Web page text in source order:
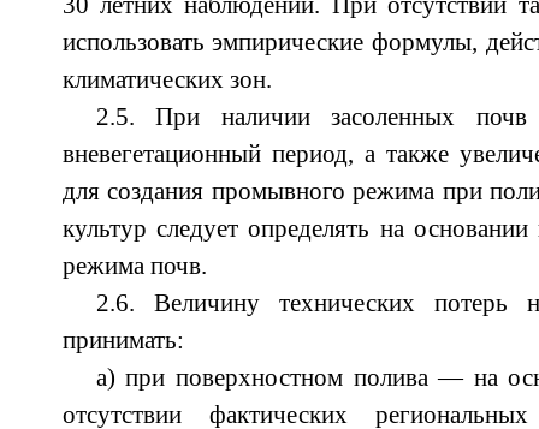
использовать эмпирические формулы,
климатических зон.
2.5. При наличии засоленных
вневегетационный период, а также
для создания промывного режима при
культур следует определять на
режима почв.
2.6. Величину технических потерь
принимать:
а) при поверхностном полива — на
отсутствии фактических